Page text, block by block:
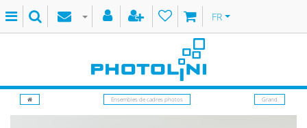
FR
Ensembles de cadres photos Grand